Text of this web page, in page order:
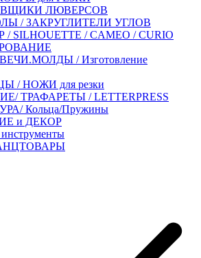
ЛЮВЕРСОВ
/ ЗАКРУГЛИТЕЛИ УГЛОВ
SILHOUETTE / CAMEO / CURIO
/ Изготовление
/ НОЖИ для резки
ТРАФАРЕТЫ / LETTERPRESS
Кольца/Пружины
и ДЕКОР